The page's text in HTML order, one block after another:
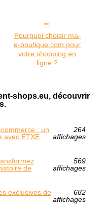
Pourquoi choisir ma-
e-boutique.com pour
votre shopping en
ligne ?
shops.eu, découvrir
: un
avec ETXE
264
affichages
de
569
affichages
exclusives de
682
affichages